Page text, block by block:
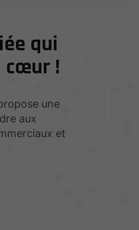
qui
cœur !
une
aux
et